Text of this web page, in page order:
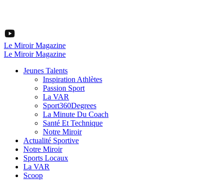
Le Miroir Magazine
Le Miroir Magazine
Jeunes Talents
Inspiration Athlètes
Passion Sport
La VAR
Sport360Degrees
La Minute Du Coach
Santé Et Technique
Notre Miroir
Actualité Sportive
Notre Miroir
Sports Locaux
La VAR
Scoop